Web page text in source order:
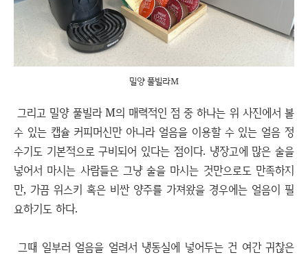
밀양 풀빌라M
그리고 밀양 풀빌라 M의 매력적인 점 중 하나는 위 사진에서 볼
수 있는 캡슐 커피머신만 아니라 얼음을 이용할 수 있는 얼음 정
수기도 기본적으로 구비되어 있다는 점이다. 냉장고에 많은 술을
넣어서 마시는 사람들은 그냥 술을 마시는 것만으로도 만족하지
만, 가끔 위스키 혹은 비싼 양주를 가져왔을 경우에는 얼음이 필
요하기도 하다.
그때 일부러 얼음을 얼려서 냉동실에 넣어두는 건 여간 귀찮은